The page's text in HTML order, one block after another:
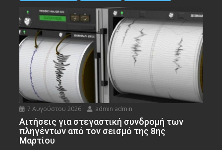
7 Αυγούστου 2026 admin admin
Αιτήσεις για στεγαστική συνδρομή των
πληγέντων από τον σεισμό της 8ης
Μαρτίου